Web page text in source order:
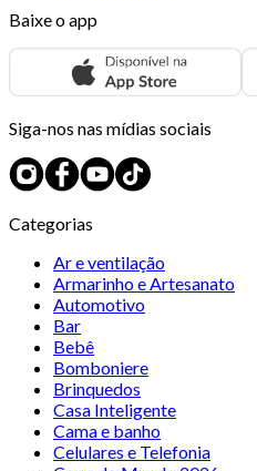
Baixe o app
Siga-nos nas mídias sociais
Categorias
Ar e ventilação
Armarinho e Artesanato
Automotivo
Bar
Bebê
Bomboniere
Brinquedos
Casa Inteligente
Cama e banho
Celulares e Telefonia